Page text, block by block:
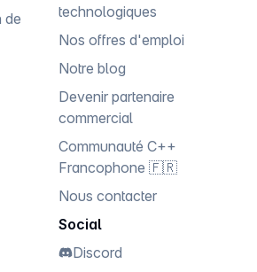
de
technologiques
Nos offres d'emploi
Notre blog
Devenir partenaire
commercial
Communauté C++
Francophone 🇫🇷
Nous contacter
Social
Discord